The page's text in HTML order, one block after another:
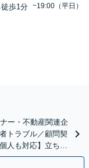
歩1分 ~19:00（平日）
ー・不動産関連企
トラブル／顧問契
人も対応】立ち退
可能】